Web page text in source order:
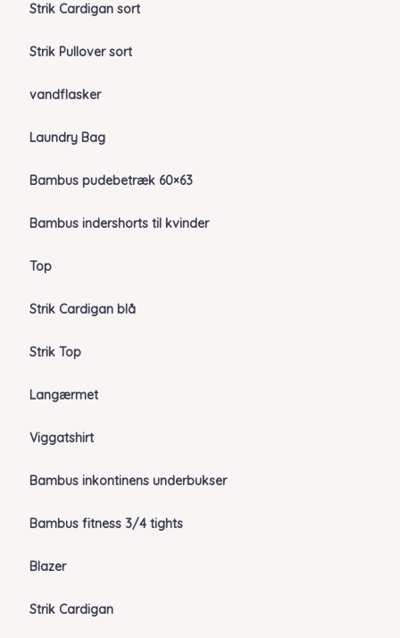
Strik Cardigan sort
Strik Pullover sort
vandflasker
Laundry Bag
Bambus pudebetræk 60×63
Bambus indershorts til kvinder
Top
Strik Cardigan blå
Strik Top
Langærmet
Viggatshirt
Bambus inkontinens underbukser
Bambus fitness 3/4 tights
Blazer
Strik Cardigan